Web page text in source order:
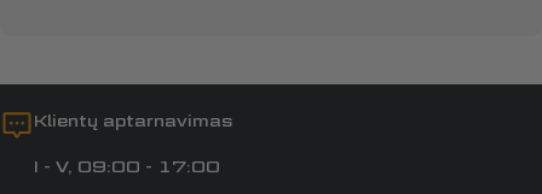
Klientų aptarnavimas
I - V, 09:00 - 17:00